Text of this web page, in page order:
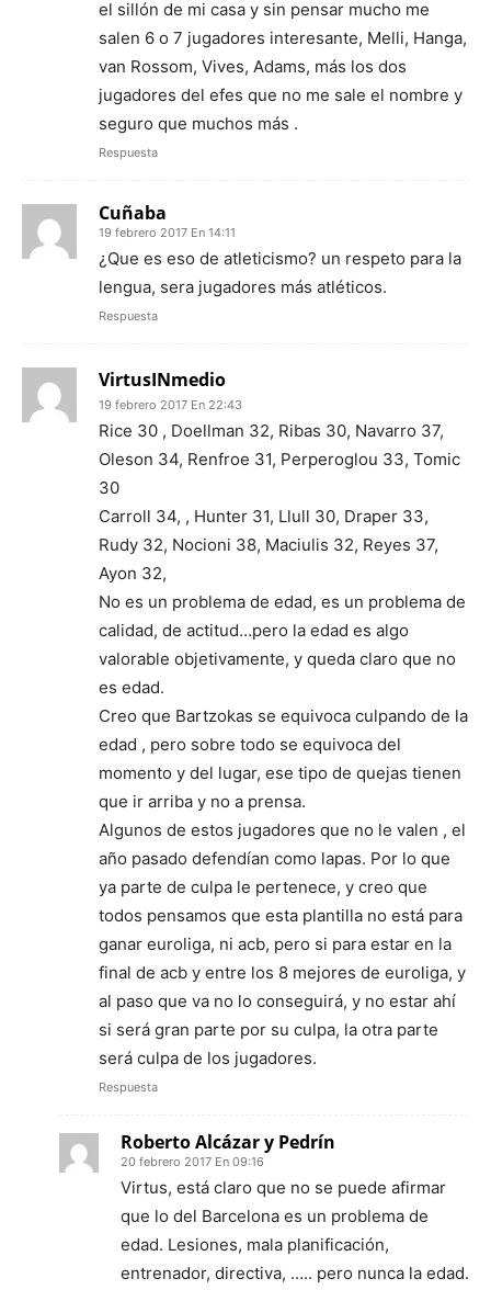
el sillón de mi casa y sin pensar mucho me
salen 6 o 7 jugadores interesante, Melli, Hanga,
van Rossom, Vives, Adams, más los dos
jugadores del efes que no me sale el nombre y
seguro que muchos más .
Respuesta
Cuñaba
19 febrero 2017 En 14:11
¿Que es eso de atleticismo? un respeto para la
lengua, sera jugadores más atléticos.
Respuesta
VirtusINmedio
19 febrero 2017 En 22:43
Rice 30 , Doellman 32, Ribas 30, Navarro 37,
Oleson 34, Renfroe 31, Perperoglou 33, Tomic
30
Carroll 34, , Hunter 31, Llull 30, Draper 33,
Rudy 32, Nocioni 38, Maciulis 32, Reyes 37,
Ayon 32,
No es un problema de edad, es un problema de
calidad, de actitud…pero la edad es algo
valorable objetivamente, y queda claro que no
es edad.
Creo que Bartzokas se equivoca culpando de la
edad , pero sobre todo se equivoca del
momento y del lugar, ese tipo de quejas tienen
que ir arriba y no a prensa.
Algunos de estos jugadores que no le valen , el
año pasado defendían como lapas. Por lo que
ya parte de culpa le pertenece, y creo que
todos pensamos que esta plantilla no está para
ganar euroliga, ni acb, pero si para estar en la
final de acb y entre los 8 mejores de euroliga, y
al paso que va no lo conseguirá, y no estar ahí
si será gran parte por su culpa, la otra parte
será culpa de los jugadores.
Respuesta
Roberto Alcázar y Pedrín
20 febrero 2017 En 09:16
Virtus, está claro que no se puede afirmar
que lo del Barcelona es un problema de
edad. Lesiones, mala planificación,
entrenador, directiva, ….. pero nunca la edad.